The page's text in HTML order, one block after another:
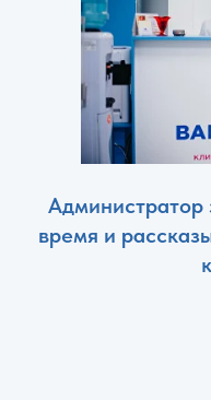
Администратор
время и